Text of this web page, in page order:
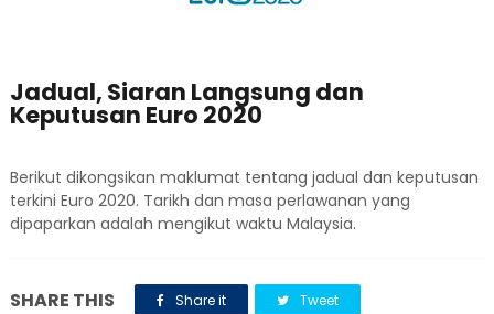
Jadual, Siaran Langsung dan
Keputusan Euro 2020
Berikut dikongsikan maklumat tentang jadual dan keputusan
terkini Euro 2020. Tarikh dan masa perlawanan yang
dipaparkan adalah mengikut waktu Malaysia.
SHARE THIS Share it Tweet